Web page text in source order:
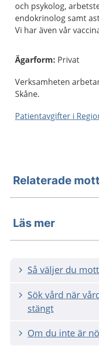
och psykolog,
endokrinolog samt
Vi har även vår
Ägarform: Privat
Verksamheten
Skåne.
Patientavgifter i
Relaterade
Läs mer
Så väljer du
Sök vård när
stängt
Om du inte är